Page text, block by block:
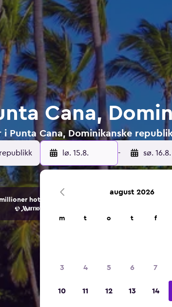
Cana,
Punta Cana, Dominikanske
lø. 15.8. - sø. 16.8.
hotell- og overnattingsalternativer.
august 2026
m t o t f
3 4 5 6 7
10 11 12 13 14